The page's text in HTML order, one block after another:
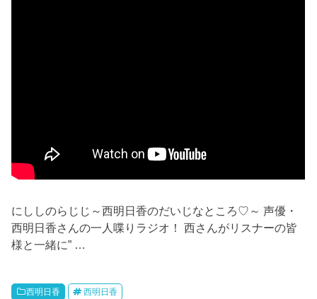
にししのらじじ～西明日香のだいじなところ♡～ 声優・
西明日香さんの一人喋りラジオ！ 西さんがリスナーの皆
様と一緒に” …
西明日香 西明日香